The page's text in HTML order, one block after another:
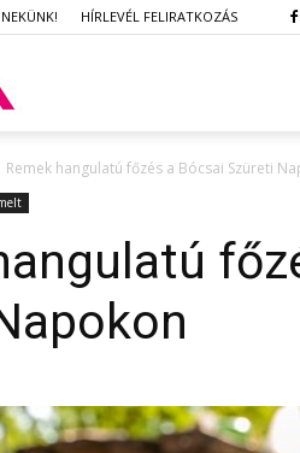
HÍRLEVÉL FELIRATKOZÁS
Remek hangulatú főzés a Bócsai Szüreti